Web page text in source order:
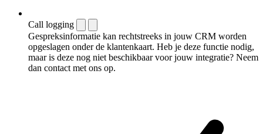
Call logging
Gespreksinformatie kan rechtstreeks in jouw CRM worden
opgeslagen onder de klantenkaart. Heb je deze functie nodig,
maar is deze nog niet beschikbaar voor jouw integratie? Neem
dan contact met ons op.